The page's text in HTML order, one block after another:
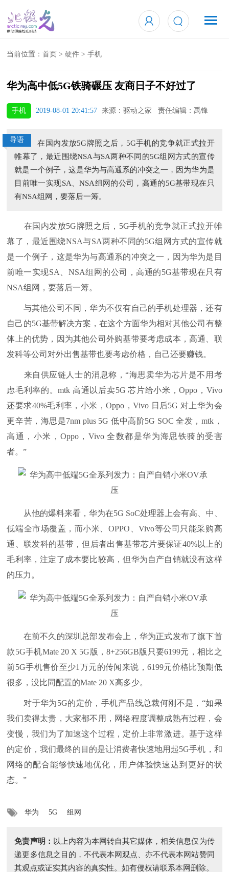
当前位置：首页 >硬件 >手机
华为高中低5G铁骑碾压 友商日子不好过了
手机 2019-08-01 20:41:57 来源：驱动之家 责任编辑：禹锋
导语
在国内发放5G牌照之后，5G手机的竞争就正式拉开
帷幕了，最近围绕NSA与SA两种不同的5G组网方式的宣传
就是一个例子，这是华为与高通系的冲突之一，因为华为是
目前唯一实现SA、NSA组网的公司，高通的5G基带现在只
有NSA组网，要落后一筹。
在国内发放5G牌照之后，5G手机的竞争就正式拉开帷
幕了，最近围绕NSA与SA两种不同的5G组网方式的宣传就
是一个例子，这是华为与高通系的冲突之一，因为华为是目
前唯一实现SA、NSA组网的公司，高通的5G基带现在只有
NSA组网，要落后一筹。
与其他公司不同，华为不仅有自己的手机处理器，还有
自己的5G基带解决方案，在这个方面华为相对其他公司有整
体上的优势，因为其他公司外购基带要考虑成本，高通、联
发科等公司对外出售基带也要考虑价格，自己还要赚钱。
来自供应链人士的消息称，“海思卖华为芯片是不用考
虑毛利率的。mtk 高通以后卖5G 芯片给小米，Oppo，Vivo
还要求40%毛利率，小米，Oppo，Vivo 日后5G 对上华为会
更辛苦，海思是7nm plus 5G 低中高阶5G SOC 全发，mtk，
高通，小米，Oppo，Vivo 全数都是华为海思铁骑的受害
者。”
从他的爆料来看，华为在5G SoC处理器上会有高、中、
低端全市场覆盖，而小米、OPPO、Vivo等公司只能采购高
通、联发科的基带，但后者出售基带芯片要保证40%以上的
毛利率，注定了成本要比较高，但华为自产自销就没有这样
的压力。
在前不久的深圳总部发布会上，华为正式发布了旗下首
款5G手机Mate 20 X 5G版，8+256GB版只要6199元，相比之
前5G手机售价至少1万元的传闻来说，6199元价格比预期低
很多，没比同配置的Mate 20 X高多少。
对于华为5G的定价，手机产品线总裁何刚不是，“如果
我们卖得太贵，大家都不用，网络程度调整成熟有过程，会
变慢，我们为了加速这个过程，定价上非常激进。基于这样
的定价，我们最终的目的是让消费者快速地用起5G手机，和
网络的配合能够快速地优化，用户体验快速达到更好的状
态。”
华为 5G 组网
免责声明： 以上内容为本网转自其它媒体，相关信息仅为传
递更多信息之目的，不代表本网观点、亦不代表本网站赞同
其观点或证实其内容的真实性。如有侵权请联系本网删除。